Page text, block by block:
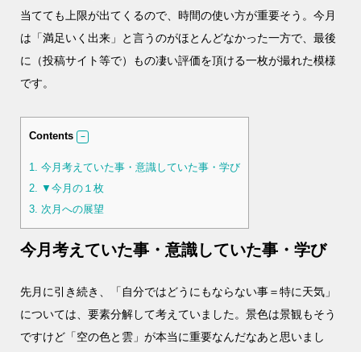
当てても上限が出てくるので、時間の使い方が重要そう。今月
は「満足いく出来」と言うのがほとんどなかった一方で、最後
に（投稿サイト等で）もの凄い評価を頂ける一枚が撮れた模様
です。
Contents
1. 今月考えていた事・意識していた事・学び
2. ▼今月の１枚
3. 次月への展望
今月考えていた事・意識していた事・学び
先月に引き続き、「自分ではどうにもならない事＝特に天気」
については、要素分解して考えていました。景色は景観もそう
ですけど「空の色と雲」が本当に重要なんだなあと思いまし